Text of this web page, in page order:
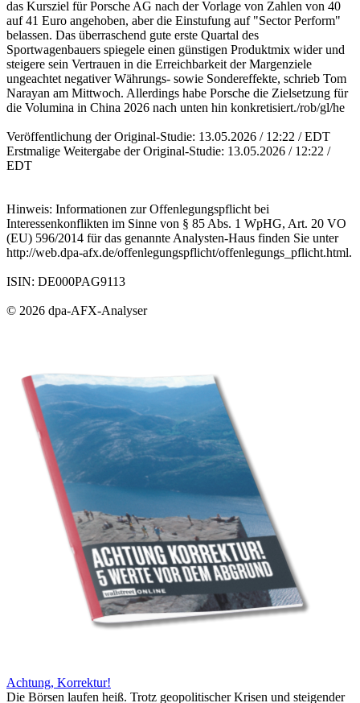
das Kursziel für Porsche AG nach der Vorlage von Zahlen von 40
auf 41 Euro angehoben, aber die Einstufung auf "Sector Perform"
belassen. Das überraschend gute erste Quartal des
Sportwagenbauers spiegele einen günstigen Produktmix wider und
steigere sein Vertrauen in die Erreichbarkeit der Margenziele
ungeachtet negativer Währungs- sowie Sondereffekte, schrieb Tom
Narayan am Mittwoch. Allerdings habe Porsche die Zielsetzung für
die Volumina in China 2026 nach unten hin konkretisiert./rob/gl/he
Veröffentlichung der Original-Studie: 13.05.2026 / 12:22 / EDT
Erstmalige Weitergabe der Original-Studie: 13.05.2026 / 12:22 /
EDT
Hinweis: Informationen zur Offenlegungspflicht bei
Interessenkonflikten im Sinne von § 85 Abs. 1 WpHG, Art. 20 VO
(EU) 596/2014 für das genannte Analysten-Haus finden Sie unter
http://web.dpa-afx.de/offenlegungspflicht/offenlegungs_pflicht.html.
ISIN: DE000PAG9113
© 2026 dpa-AFX-Analyser
Achtung, Korrektur!
Die Börsen laufen heiß. Trotz geopolitischer Krisen und steigender